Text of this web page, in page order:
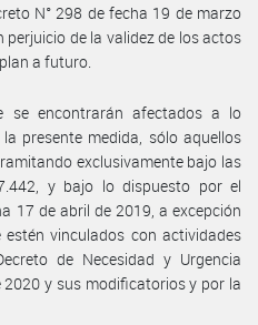
N° 298 de fecha 19 de marzo
de la validez de los actos
a futuro.
se encontrarán afectados a lo
presente medida, sólo aquellos
exclusivamente bajo las
y bajo lo dispuesto por el
17 de abril de 2019, a excepción
vinculados con actividades
de Necesidad y Urgencia
2020 y sus modificatorios y por la